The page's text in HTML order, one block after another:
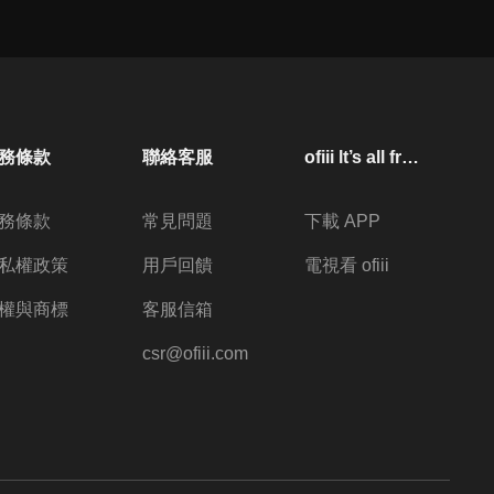
條款
條款
權政策
與商標
聯絡客服
常見問題
用戶回饋
客服信箱
csr@ofiii.com
ofiii lt’s all free
下載 APP
電視看 ofiii